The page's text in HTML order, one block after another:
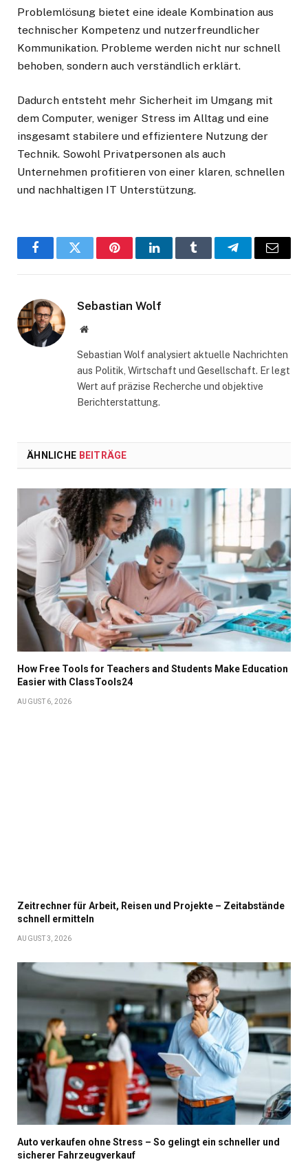
Problemlösung bietet eine ideale Kombination aus
technischer Kompetenz und nutzerfreundlicher
Kommunikation. Probleme werden nicht nur schnell
behoben, sondern auch verständlich erklärt.
Dadurch entsteht mehr Sicherheit im Umgang mit
dem Computer, weniger Stress im Alltag und eine
insgesamt stabilere und effizientere Nutzung der
Technik. Sowohl Privatpersonen als auch
Unternehmen profitieren von einer klaren, schnellen
und nachhaltigen IT Unterstützung.
FacebookTwitter PinterestLinkedInTumblr TelegramEmail
Sebastian Wolf
Website
Sebastian Wolf analysiert aktuelle Nachrichten
aus Politik, Wirtschaft und Gesellschaft. Er legt
Wert auf präzise Recherche und objektive
Berichterstattung.
ÄHNLICHE BEITRÄGE
How Free Tools for Teachers and Students Make Education
Easier with ClassTools24
AUGUST 6, 2026
Zeitrechner für Arbeit, Reisen und Projekte – Zeitabstände
schnell ermitteln
AUGUST 3, 2026
Auto verkaufen ohne Stress – So gelingt ein schneller und
sicherer Fahrzeugverkauf